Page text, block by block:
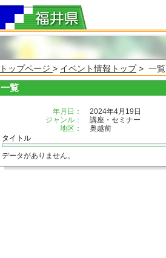
トップページ > イベント情報トップ> 一覧
一覧
年月日：
2024年4月19日
ジャンル：
講座・セミナー
地区：
奥越前
タイトル
データがありません。